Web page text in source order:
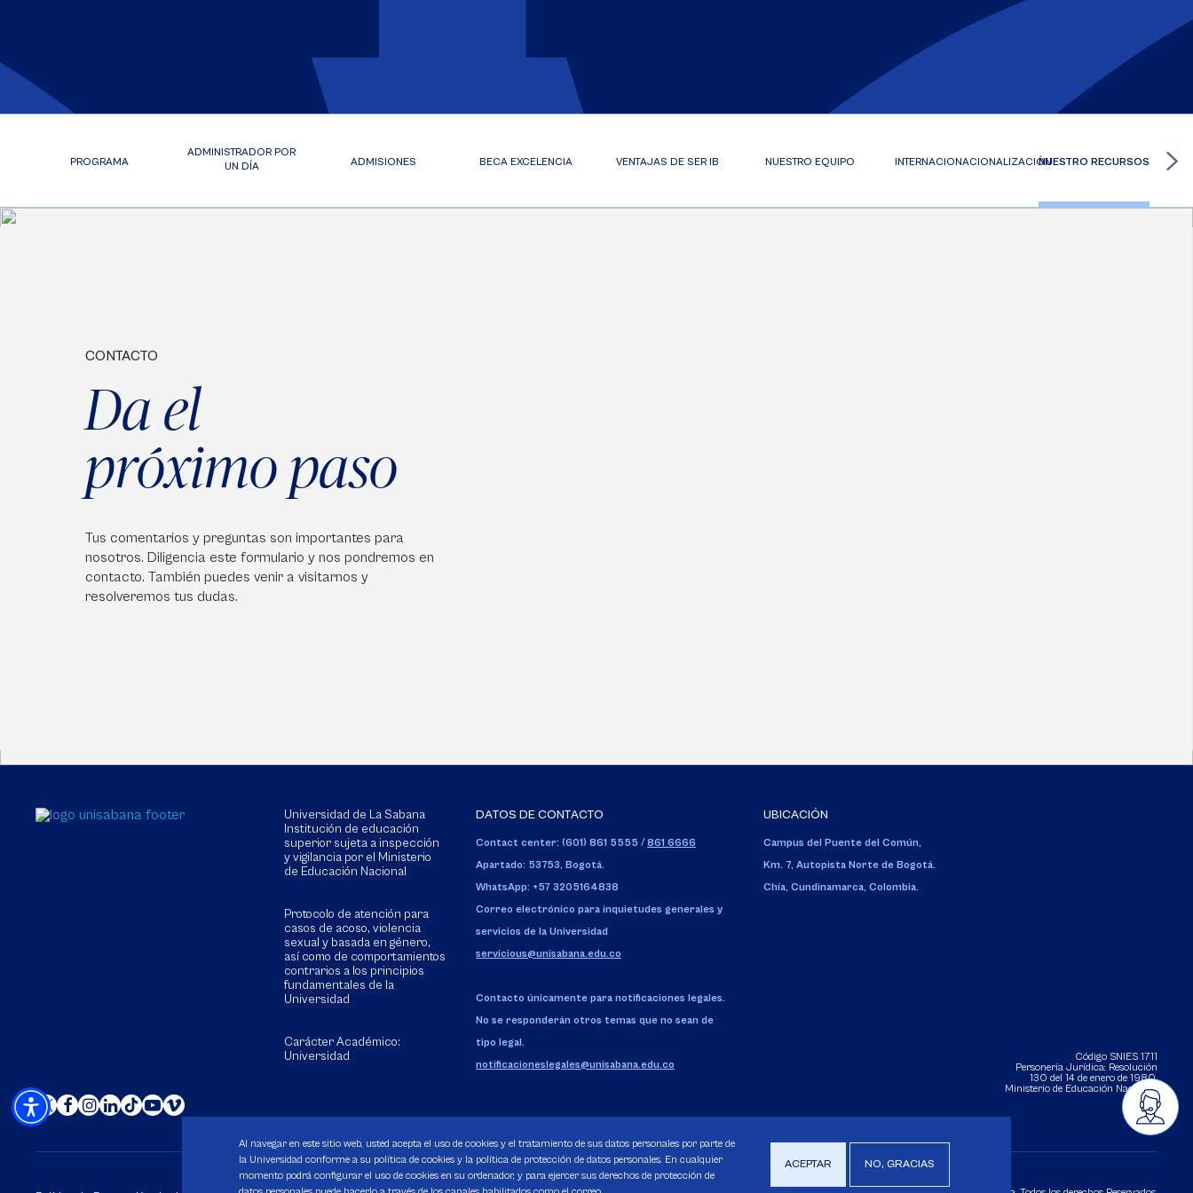
PROGRAMA
ADMINISTRADOR POR
UN DÍA
ADMISIONES BECA EXCELENCIA VENTAJAS DE SER IB NUESTRO EQUIPO INTERNACIONACIONALIZACIÓNNUESTRO RECURSOS
CONTACTO
Da el
próximo paso
Tus comentarios y preguntas son importantes para
nosotros. Diligencia este formulario y nos pondremos en
contacto. También puedes venir a visitarnos y
resolveremos tus dudas.
Universidad de La Sabana
Institución de educación
superior sujeta a inspección
y vigilancia por el Ministerio
de Educación Nacional
Protocolo de atención para
casos de acoso, violencia
sexual y basada en género,
así como de comportamientos
contrarios a los principios
fundamentales de la
Universidad
Carácter Académico:
Universidad
DATOS DE CONTACTO
Contact center: (601) 861 5555 / 861 6666
Apartado: 53753, Bogotá.
WhatsApp: +57 3205164838
Correo electrónico para inquietudes generales y
servicios de la Universidad
servicious@unisabana.edu.co
Contacto únicamente para notificaciones legales.
No se responderán otros temas que no sean de
tipo legal.
notificacioneslegales@unisabana.edu.co
UBICACIÓN
Campus del Puente del Común,
Km. 7, Autopista Norte de Bogotá.
Chía, Cundinamarca, Colombia.
Código SNIES 1711
Personería Jurídica: Resolución
130 del 14 de enero de 1980.
Ministerio de Educación Nacional.
Al navegar en este sitio web, usted acepta el uso de cookies y el tratamiento de sus datos personales por parte de
la Universidad conforme a su política de cookies y la política de protección de datos personales. En cualquier
momento podrá configurar el uso de cookies en su ordenador, y para ejercer sus derechos de protección de
ACEPTAR NO, GRACIAS